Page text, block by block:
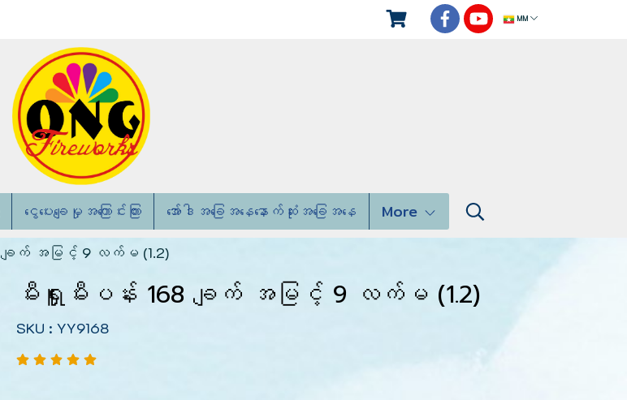
MM
ငွေပေးချေမှုအကြောင်းကြား အော်ဒါအခြေအနေနောက်ဆုံးအခြေအနေ More
ချက် အမြင့် 9 လက်မ (1.2)
မီးရှူးမီးပန်း 168 ချက် အမြင့် 9 လက်မ (1.2)
SKU : YY9168